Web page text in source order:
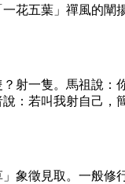
花五葉」禪風的闡
射一隻。馬祖說：
：若叫我射自己，
象徵見取。一般修